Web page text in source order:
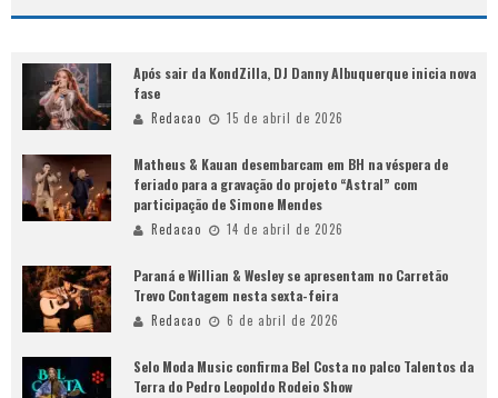
Após sair da KondZilla, DJ Danny Albuquerque inicia nova
fase
Redacao 15 de abril de 2026
Matheus & Kauan desembarcam em BH na véspera de
feriado para a gravação do projeto “Astral” com
participação de Simone Mendes
Redacao 14 de abril de 2026
Paraná e Willian & Wesley se apresentam no Carretão
Trevo Contagem nesta sexta-feira
Redacao 6 de abril de 2026
Selo Moda Music confirma Bel Costa no palco Talentos da
Terra do Pedro Leopoldo Rodeio Show